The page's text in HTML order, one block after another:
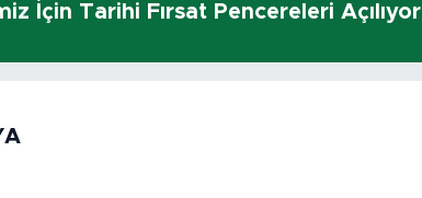
İçin Tarihi Fırsat Pencereleri Açılıyor